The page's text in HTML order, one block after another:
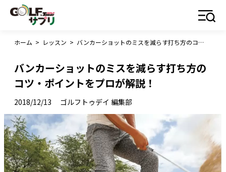
ホーム > レッスン > バンカーショットのミスを減らす打ち方のコツ・ポイントをプロが解説！
バンカーショットのミスを減らす打ち方の
コツ・ポイントをプロが解説！
2018/12/13 ゴルフトゥデイ 編集部